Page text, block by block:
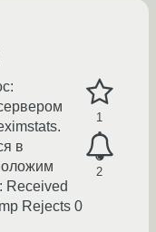
1
2
в
Rejects 0